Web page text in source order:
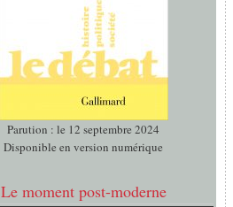
Parution : le 12 septembre 2024
Disponible en version numérique
Le moment post-moderne